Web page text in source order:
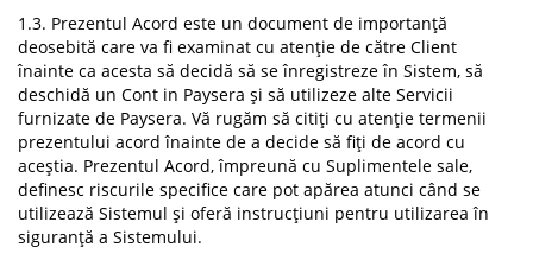
1.3. Prezentul Acord este un document de importanță
deosebită care va fi examinat cu atenție de către Client
înainte ca acesta să decidă să se înregistreze în Sistem, să
deschidă un Cont in Paysera și să utilizeze alte Servicii
furnizate de Paysera. Vă rugăm să citiți cu atenție termenii
prezentului acord înainte de a decide să fiți de acord cu
aceștia. Prezentul Acord, împreună cu Suplimentele sale,
definesc riscurile specifice care pot apărea atunci când se
utilizează Sistemul și oferă instrucțiuni pentru utilizarea în
siguranță a Sistemului.